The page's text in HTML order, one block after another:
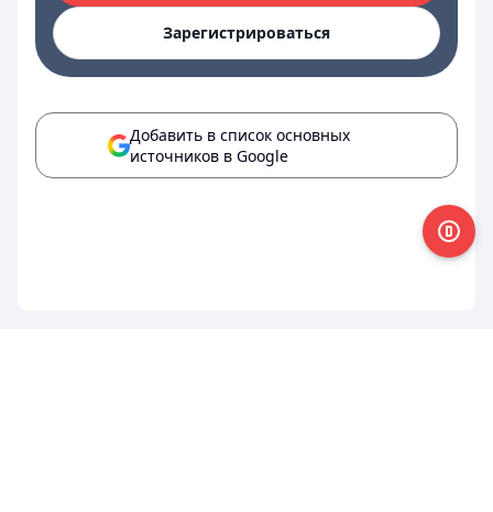
Зарегистрироваться
Добавить в список основных
источников в Google